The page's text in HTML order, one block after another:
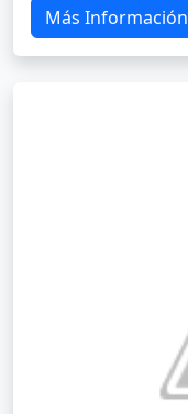
Más Información